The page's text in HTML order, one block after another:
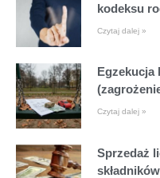
kodeksu
Czytaj dalej »
Egzekucja
Czytaj dalej »
Sprzedaż